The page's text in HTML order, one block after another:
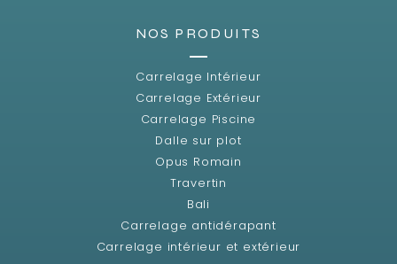
NOS PRODUITS
Carrelage Intérieur
Carrelage Extérieur
Carrelage Piscine
Dalle sur plot
Opus Romain
Travertin
Bali
Carrelage antidérapant
Carrelage intérieur et extérieur